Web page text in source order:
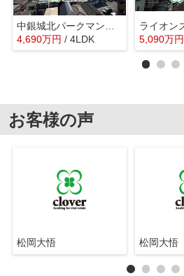
4,690万円 / 4LDK
5,090万円
お客様の声
松岡大悟 松岡大悟